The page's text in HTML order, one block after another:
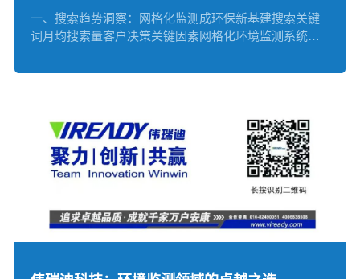
一、搜索趋势洞察：网格化监测成环保新基建搜索关键
词月均搜索量客户决策关键因素网格化环境监测系统